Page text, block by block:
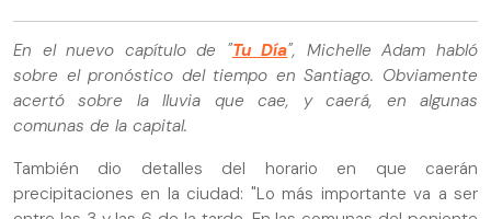
En el nuevo capítulo de "Tu Día", Michelle Adam habló
sobre el pronóstico del tiempo en Santiago. Obviamente
acertó sobre la lluvia que cae, y caerá, en algunas
comunas de la capital.
También dio detalles del horario en que caerán
precipitaciones en la ciudad: "Lo más importante va a ser